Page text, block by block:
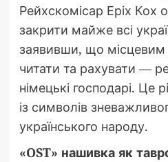
Рейхскомісар Еріх Кох
закрити майже всі
заявивши, що місцевим
читати та рахувати —
німецькі господарі. Це
із символів
українського народу.
«OST» нашивка як